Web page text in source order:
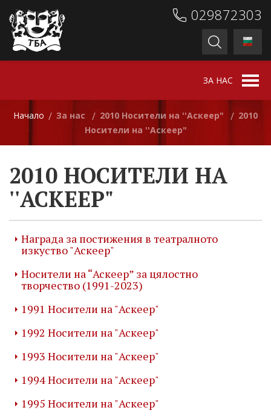
029872303
ЗА НАС
Начало / За нас / 2010 Носители на ''Аскеер" / 2010
Носители на ''Аскеер"
2010 НОСИТЕЛИ НА
''АСКЕЕР"
Награда за постижения в театралното
изкуство "Аскеер"
Носители на “Аскеер” за цялостно
творчество (1991-2023)
1991 Носители на "Аскеер"
1992 Носители на "Аскеер"
1993 Носители на "Аскеер"
1994 Носители на "Аскеер"
1995 Носители на "Аскеер"